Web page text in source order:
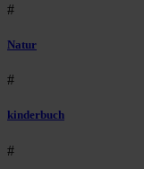
#
Natur
#
kinderbuch
#